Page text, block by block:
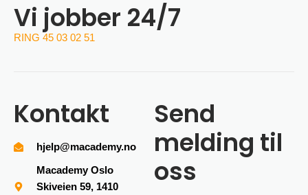
Vi jobber 24/7
RING 45 03 02 51
Kontakt
hjelp@macademy.no
Macademy Oslo
Skiveien 59, 1410
Send
melding til
oss